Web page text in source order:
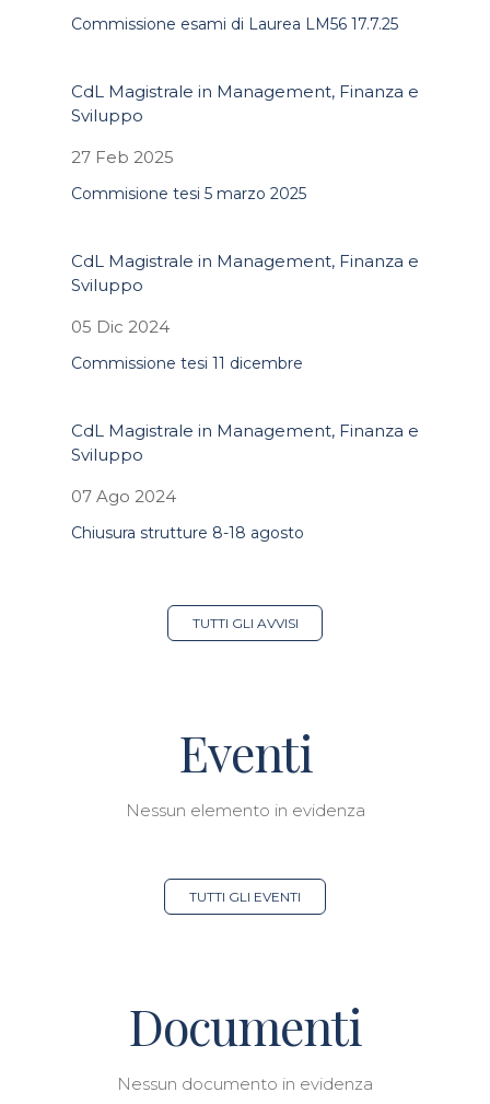
Commissione esami di Laurea LM56 17.7.25
CdL Magistrale in Management, Finanza e
Sviluppo
27 Feb 2025
Commisione tesi 5 marzo 2025
CdL Magistrale in Management, Finanza e
Sviluppo
05 Dic 2024
Commissione tesi 11 dicembre
CdL Magistrale in Management, Finanza e
Sviluppo
07 Ago 2024
Chiusura strutture 8-18 agosto
TUTTI GLI AVVISI
Eventi
Nessun elemento in evidenza
TUTTI GLI EVENTI
Documenti
Nessun documento in evidenza